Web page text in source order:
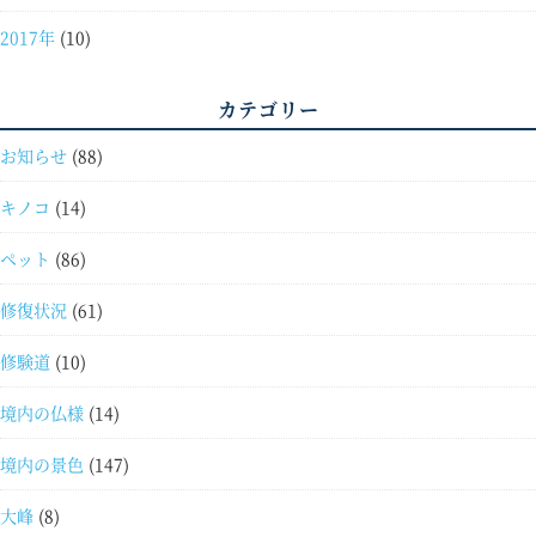
2017年 (10)
カテゴリー
お知らせ (88)
キノコ (14)
ペット (86)
修復状況 (61)
修験道 (10)
境内の仏様 (14)
境内の景色 (147)
大峰 (8)